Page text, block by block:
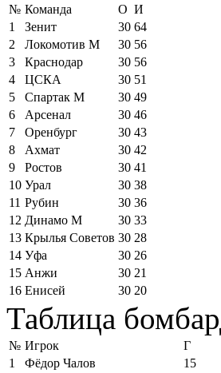
№ Команда О И
1
Зенит 30 64
2
Локомотив М 30 56
3
Краснодар 30 56
4
ЦСКА 30 51
5
Спартак М 30 49
6
Арсенал 30 46
7
Оренбург 30 43
8
Ахмат 30 42
9
Ростов 30 41
10 Урал 30 38
11 Рубин 30 36
12 Динамо М 30 33
13 Крылья Советов 30 28
14 Уфа 30 26
15 Анжи 30 21
16 Енисей 30 20
Таблица
№ Игрок
Г
1
Фёдор Чалов
15